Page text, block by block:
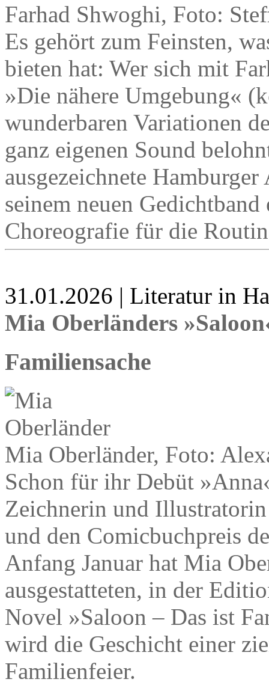
Farhad Shwoghi, Foto:
Es gehört zum Feinsten,
bieten hat: Wer sich mit
»Die nähere Umgebung«
wunderbaren Variationen
ganz eigenen Sound
ausgezeichnete
seinem neuen
Choreografie für die
31.01.2026 | Literatur in
Mia Oberländers
Familiensache
Mia Oberländer, Foto:
Schon für ihr Debüt
Zeichnerin und
und den Comicbuchpreis
Anfang Januar hat Mia
ausgestatteten, in der
Novel »Saloon – Das ist
wird die Geschicht einer
Familienfeier.